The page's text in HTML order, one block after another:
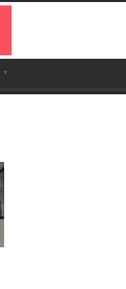
▼